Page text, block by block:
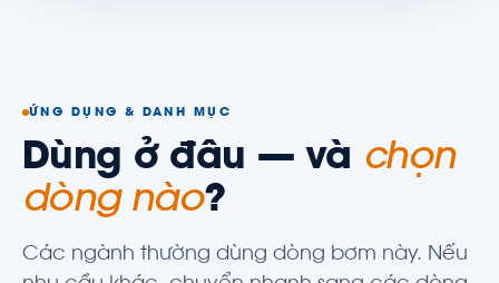
ỨNG DỤNG & DANH MỤC
Dùng ở đâu — và chọn
dòng nào?
Các ngành thường dùng dòng bơm này. Nếu